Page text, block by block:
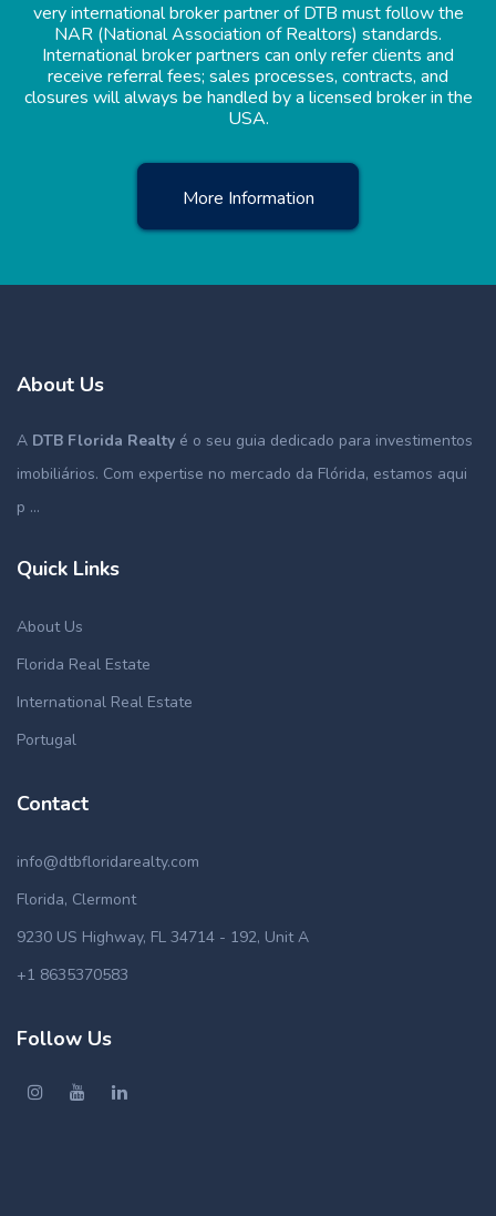
very international broker partner of DTB must follow the
NAR (National Association of Realtors) standards.
International broker partners can only refer clients and
receive referral fees; sales processes, contracts, and
closures will always be handled by a licensed broker in the
USA.
More Information
About Us
A DTB Florida Realty é o seu guia dedicado para investimentos
imobiliários. Com expertise no mercado da Flórida, estamos aqui
p ...
Quick Links
About Us
Florida Real Estate
International Real Estate
Portugal
Contact
info@dtbfloridarealty.com
Florida, Clermont
9230 US Highway, FL 34714 - 192, Unit A
+1 8635370583
Follow Us